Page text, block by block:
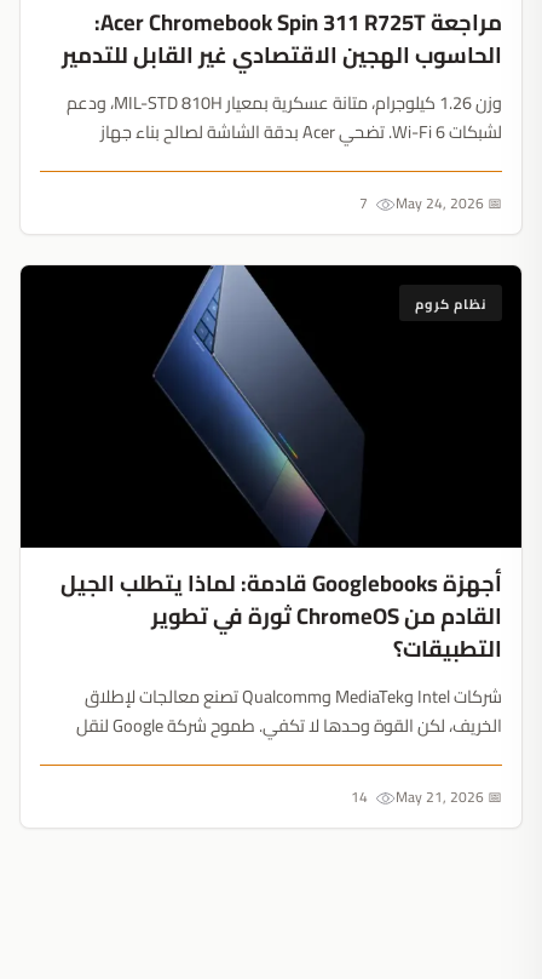
مراجعة Acer Chromebook Spin 311 R725T:
الحاسوب الهجين الاقتصادي غير القابل للتدمير
وزن 1.26 كيلوجرام، متانة عسكرية بمعيار MIL-STD 810H، ودعم
لشبكات Wi-Fi 6. تضحي Acer بدقة الشاشة لصالح بناء جهاز
📅 May 24, 2026
نظام كروم
أجهزة Googlebooks قادمة: لماذا يتطلب الجيل
القادم من ChromeOS ثورة في تطوير
التطبيقات؟
شركات Intel وMediaTek وQualcomm تصنع معالجات لإطلاق
الخريف، لكن القوة وحدها لا تكفي. طموح شركة Google لنقل
للتطبيقات لمنافسة Apple....📅 May 21, 2026